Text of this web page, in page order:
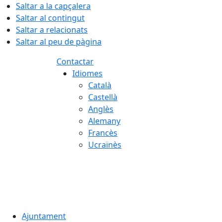
Saltar a la capçalera
Saltar al contingut
Saltar a relacionats
Saltar al peu de pàgina
Contactar
Idiomes
Català
Castellà
Anglès
Alemany
Francès
Ucraïnès
Ajuntament